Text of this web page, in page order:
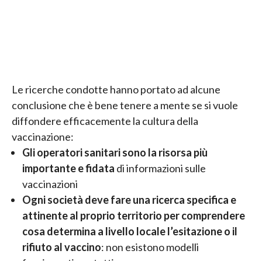
Le ricerche condotte hanno portato ad alcune
conclusione che è bene tenere a mente se si vuole
diffondere efficacemente la cultura della
vaccinazione:
Gli operatori sanitari sono la risorsa più
importante e fidata di informazioni sulle
vaccinazioni
Ogni società deve fare una ricerca specifica e
attinente al proprio territorio per comprendere
cosa determina a livello locale l’esitazione o il
rifiuto al vaccino: non esistono modelli